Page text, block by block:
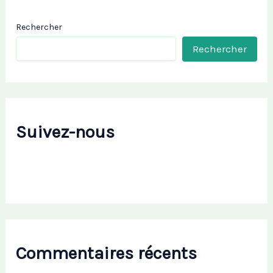
Rechercher
Rechercher
Suivez-nous
Commentaires récents